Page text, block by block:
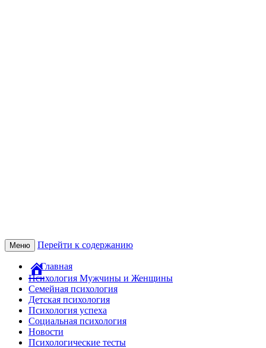
Меню Перейти к содержанию
Главная
Психология Мужчины и Женщины
Семейная психология
Детская психология
Психология успеха
Социальная психология
Новости
Психологические тесты